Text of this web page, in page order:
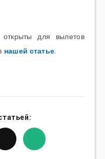
для вылетов
нашей статье.